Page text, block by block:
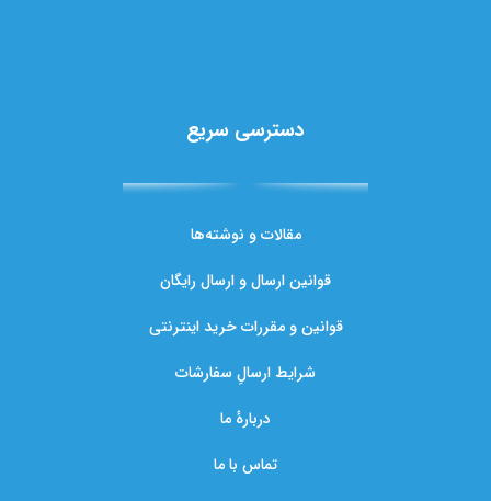
دسترسی سریع
مقالات و نوشته‌ها
قوانین ارسال و ارسال رایگان
قوانین و مقررات خرید اینترنتی
شرایط ارسالِ سفارشات
دربارهٔ ما
تماس با ما